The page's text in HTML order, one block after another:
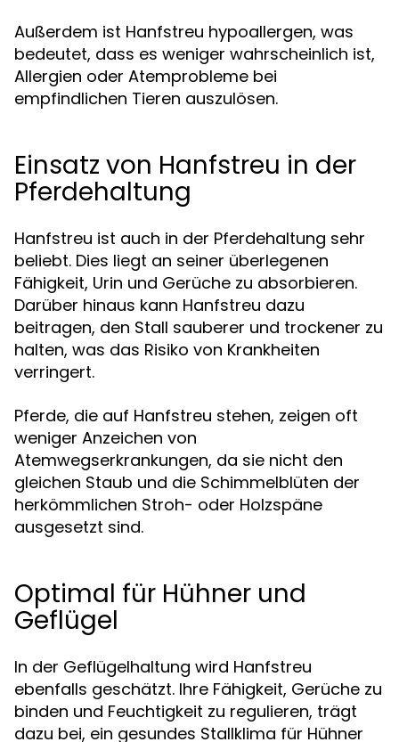
Außerdem ist Hanfstreu hypoallergen, was
bedeutet, dass es weniger wahrscheinlich ist,
Allergien oder Atemprobleme bei
empfindlichen Tieren auszulösen.
Einsatz von Hanfstreu in der
Pferdehaltung
Hanfstreu ist auch in der Pferdehaltung sehr
beliebt. Dies liegt an seiner überlegenen
Fähigkeit, Urin und Gerüche zu absorbieren.
Darüber hinaus kann Hanfstreu dazu
beitragen, den Stall sauberer und trockener zu
halten, was das Risiko von Krankheiten
verringert.
Pferde, die auf Hanfstreu stehen, zeigen oft
weniger Anzeichen von
Atemwegserkrankungen, da sie nicht den
gleichen Staub und die Schimmelblüten der
herkömmlichen Stroh- oder Holzspäne
ausgesetzt sind.
Optimal für Hühner und
Geflügel
In der Geflügelhaltung wird Hanfstreu
ebenfalls geschätzt. Ihre Fähigkeit, Gerüche zu
binden und Feuchtigkeit zu regulieren, trägt
dazu bei, ein gesundes Stallklima für Hühner